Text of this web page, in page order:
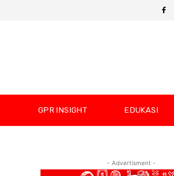
GPR INSIGHT EDUKASI
- Advertisment -